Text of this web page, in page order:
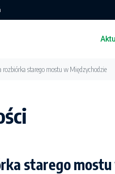
rozbiórka starego mostu w Międzychodzie
starego